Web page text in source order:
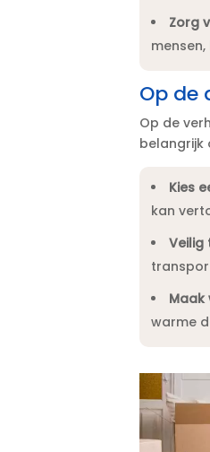
Zorg
Op de
Op de
belangrijk
Kies
kan
Veilig
warme